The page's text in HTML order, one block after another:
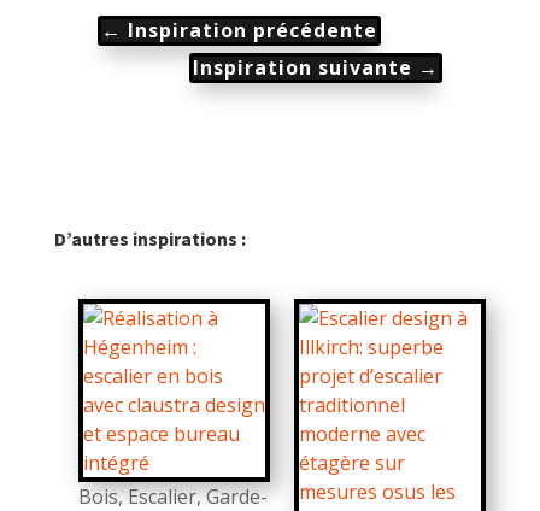
← Inspiration précédente
Inspiration suivante →
D’autres inspirations :
Bois,Escalier,Garde-